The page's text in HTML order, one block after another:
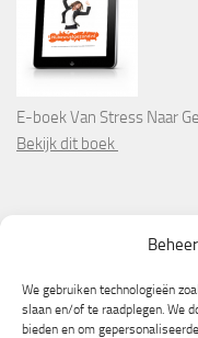
We gebruiken technologieën
slaan en/of te raadplegen. We
bieden en om
E-boek Van Stress Naar
Bekijk dit boek